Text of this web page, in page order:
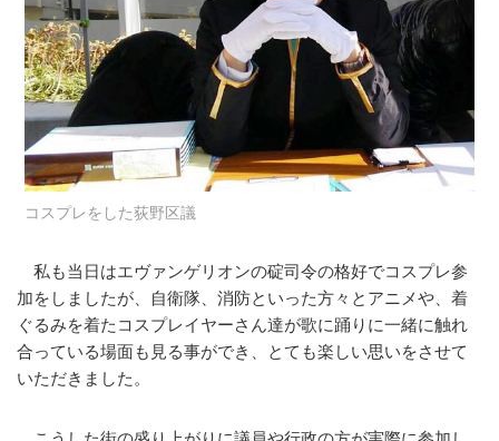
コスプレをした荻野区議
私も当日はエヴァンゲリオンの碇司令の格好でコスプレ参
加をしましたが、自衛隊、消防といった方々とアニメや、着
ぐるみを着たコスプレイヤーさん達が歌に踊りに一緒に触れ
合っている場面も見る事ができ、とても楽しい思いをさせて
いただきました。